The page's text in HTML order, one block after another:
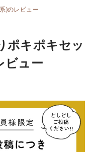
)のレビュー
ポキポキセッ
ビュー